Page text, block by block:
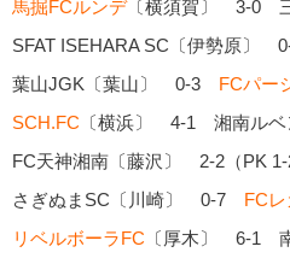
馬掘FCルンデ〔横須賀〕 3-0 三
SFAT ISEHARA SC〔伊勢原〕
葉山JGK〔葉山〕 0-3 FCパー
SCH.FC 〔横浜〕 4-1 湘南ルベ
FC天神湘南〔藤沢〕 2-2（PK 1-
さぎぬまSC〔川崎〕 0-7 FC
リベルボーラFC 〔厚木〕 6-1